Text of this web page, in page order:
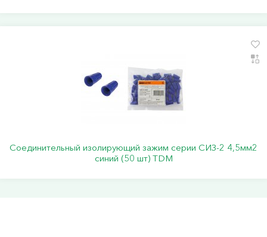
Соединительный изолирующий зажим серии СИЗ-2 4,5мм2
синий (50 шт) TDM